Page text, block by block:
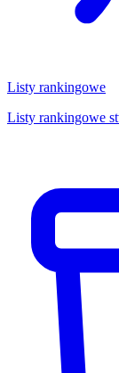
Listy rankingowe
Listy rankingowe